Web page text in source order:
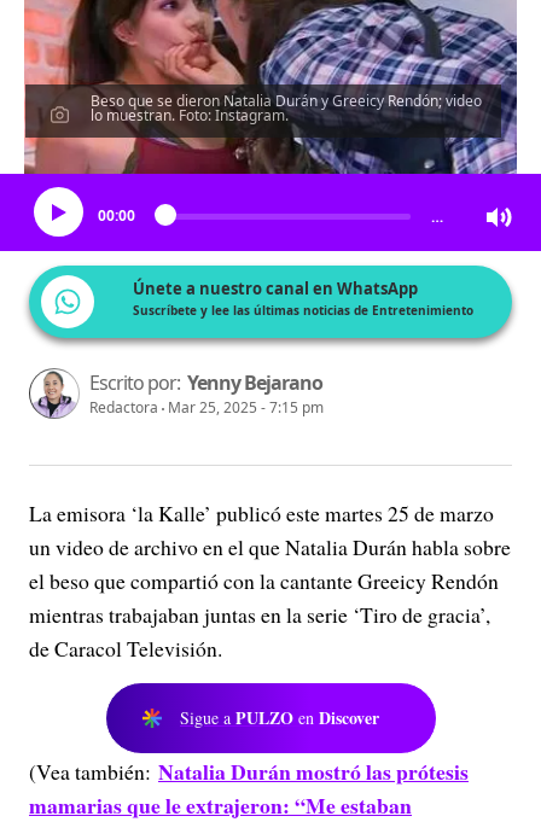
Beso que se dieron Natalia Durán y Greeicy Rendón; video
lo muestran. Foto: Instagram.
Escucha el artículo
00:00 …
Únete a nuestro canal en WhatsApp
Suscríbete y lee las últimas noticias de Entretenimiento
Escrito por: Yenny Bejarano
Redactora Mar 25, 2025 - 7:15 pm
La emisora ‘la Kalle’ publicó este martes 25 de marzo
un video de archivo en el que Natalia Durán habla sobre
el beso que compartió con la cantante Greeicy Rendón
mientras trabajaban juntas en la serie ‘Tiro de gracia’,
de Caracol Televisión.
Sigue a PULZO en Discover
(Vea también: Natalia Durán mostró las prótesis
mamarias que le extrajeron: “Me estaban